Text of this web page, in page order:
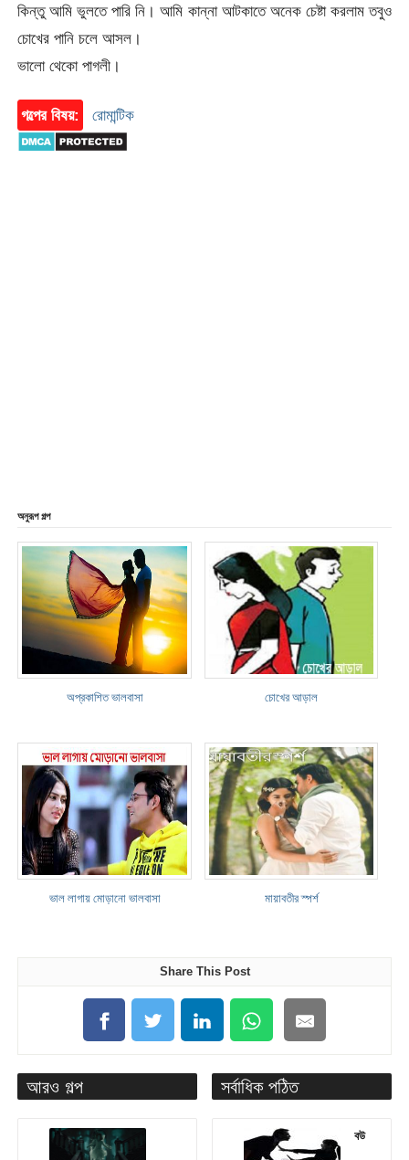
কিন্তু আমি ভুলতে পারি নি। আমি কান্না আটকাতে অনেক চেষ্টা করলাম তবুও
চোখের পানি চলে আসল।
ভালো থেকো পাগলী।
গল্পের বিষয়: রোমান্টিক
অনুরূপ গল্প
অপ্রকাশিত ভালবাসা চোখের আড়াল
ভাল লাগায় মোড়ানো ভালবাসা মায়াবতীর স্পর্শ
Share This Post
আরও গল্প সর্বাধিক পঠিত
বউ